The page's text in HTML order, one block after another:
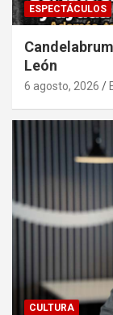
ESPECTÁCULOS
León
6 agosto, 2026
CULTURA